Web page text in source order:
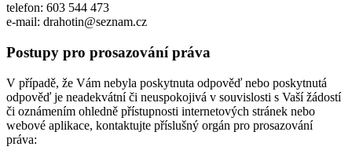
telefon: 603 544 473
e-mail: drahotin@seznam.cz
Postupy pro prosazování práva
V případě, že Vám nebyla poskytnuta odpověď nebo poskytnutá
odpověď je neadekvátní či neuspokojivá v souvislosti s Vaší žádostí
či oznámením ohledně přístupnosti internetových stránek nebo
webové aplikace, kontaktujte příslušný orgán pro prosazování
práva: